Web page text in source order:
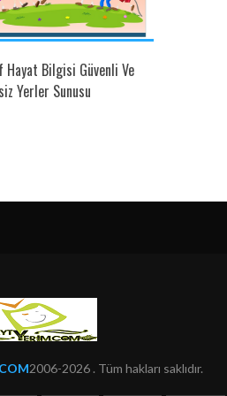
Hayat Bilgisi Güvenli Ve
Yerler Sunusu
2006-2026 . Tüm hakları saklıdır.